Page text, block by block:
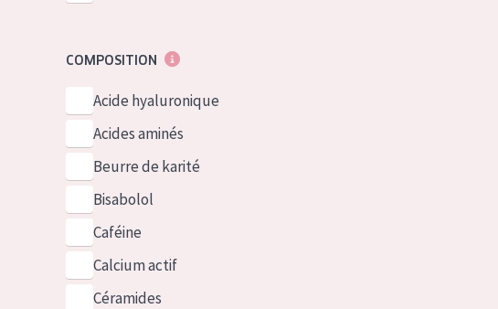
COMPOSITION
Acide hyaluronique
Acides aminés
Beurre de karité
Bisabolol
Caféine
Calcium actif
Céramides